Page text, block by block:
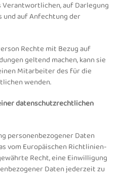
auf Darlegung
und auf Anfechtung der
Rechte mit Bezug auf
geltend machen, kann sie
Mitarbeiter des für die
wenden.
datenschutzrechtlichen
personenbezogener Daten
vom Europäischen Richtlinien-
Recht, eine Einwilligung
Daten jederzeit zu